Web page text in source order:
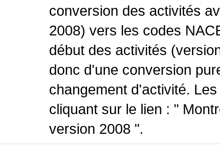
conversion des activités
2008) vers les codes
début des activités
donc d'une conversion
changement d'activité.
cliquant sur le lien : "
version 2008 ".